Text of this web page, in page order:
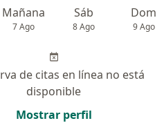
Mañana
7 Ago
Sáb
8 Ago
Dom
9 Ago
de citas en línea no está
disponible
Mostrar perfil